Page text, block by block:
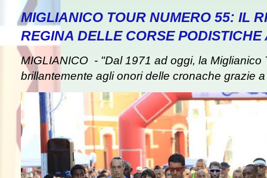
MIGLIANICO TOUR NUMERO 55: IL
REGINA DELLE CORSE PODISTICHE
MIGLIANICO - "Dal 1971 ad oggi, la Miglianico
brillantemente agli onori delle cronache grazie